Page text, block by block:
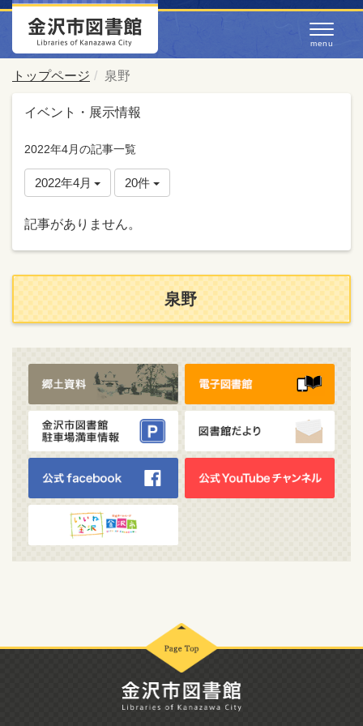
トップページ 泉野
イベント・展示情報
2022年4月の記事一覧
2022年4月 20件
記事がありません。
泉野